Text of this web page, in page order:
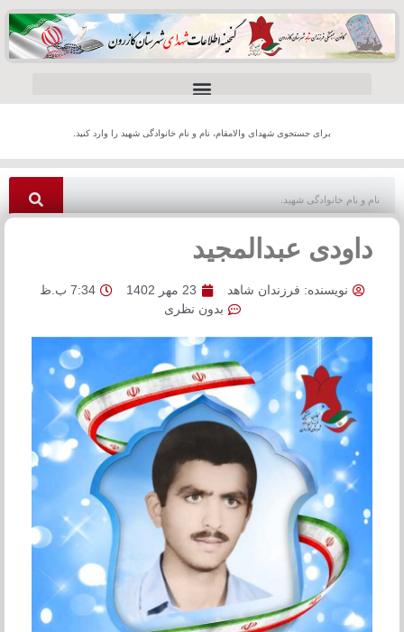
برای جستجوی شهدای والامقام، نام و نام خانوادگی شهید را وارد کنید.
داودی عبدالمجید
نویسنده: فرزندان شاهد 23 مهر 1402
7:34 ب.ظ
بدون نظری